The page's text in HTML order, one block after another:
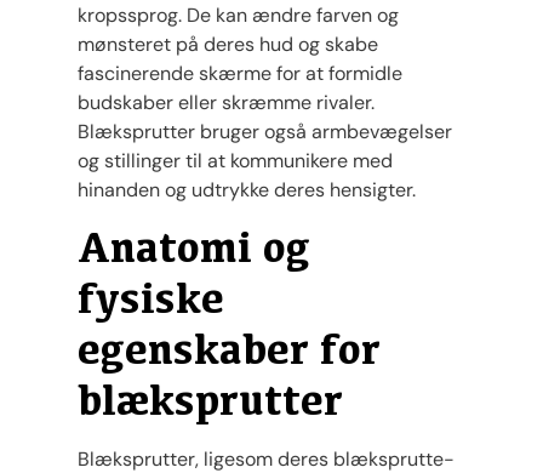
kropssprog. De kan ændre farven og
mønsteret på deres hud og skabe
fascinerende skærme for at formidle
budskaber eller skræmme rivaler.
Blæksprutter bruger også armbevægelser
og stillinger til at kommunikere med
hinanden og udtrykke deres hensigter.
Anatomi og
fysiske
egenskaber for
blæksprutter
Blæksprutter, ligesom deres blæksprutte-